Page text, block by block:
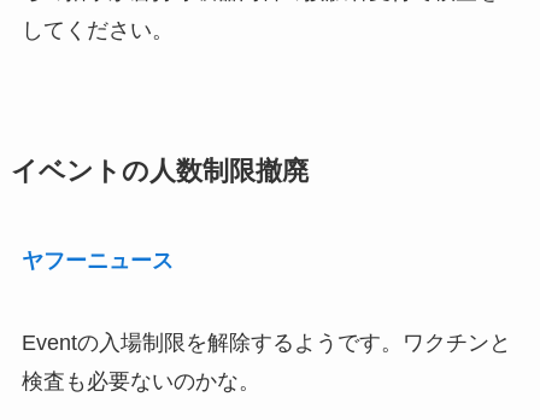
してください。
イベントの人数制限撤廃
ヤフーニュース
Eventの入場制限を解除するようです。ワクチンと
検査も必要ないのかな。